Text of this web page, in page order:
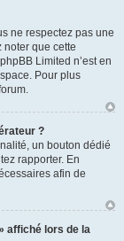
ne respectez pas une
noter que cette
Limited n’est en
Pour plus
?
un bouton dédié
rapporter. En
afin de
affiché lors de la